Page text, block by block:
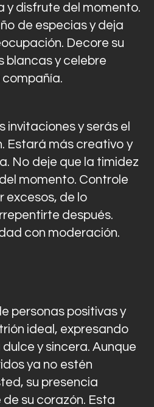
y disfrute del momento.
de especias y deja
Decore su
blancas y celebre
invitaciones y serás el
Estará más creativo y
No deje que la timidez
momento. Controle
excesos, de lo
después.
con moderación.
personas positivas y
ideal, expresando
y sincera. Aunque
ya no estén
su presencia
su corazón. Esta